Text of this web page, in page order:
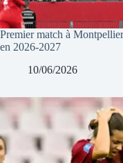
Premier match à
en 2026-2027
10/06/2026